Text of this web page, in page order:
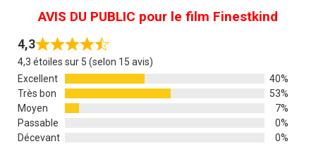
AVIS DU PUBLIC pour le film Finestkind
4,3
4,3 étoiles sur 5 (selon 15 avis)
Excellent
40%
Très bon
53%
Moyen
7%
Passable
0%
Décevant
0%